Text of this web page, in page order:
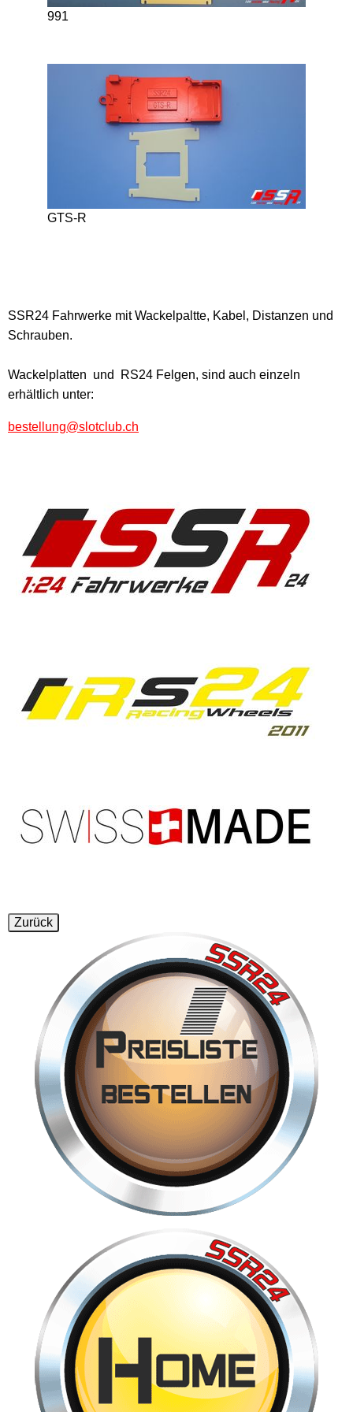
991
GTS-R
SSR24 Fahrwerke mit Wackelpaltte, Kabel, Distanzen und
Schrauben.
Wackelplatten und RS24 Felgen, sind auch einzeln
erhältlich unter:
bestellung@slotclub.ch